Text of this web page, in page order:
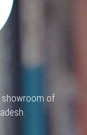
showroom of